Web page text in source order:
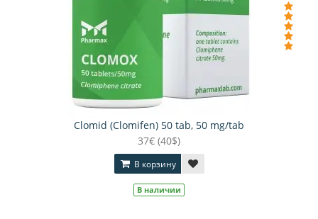
Clomid (Clomifen) 50 tab, 50 mg/tab
37€ (40$)
В корзину
В наличии